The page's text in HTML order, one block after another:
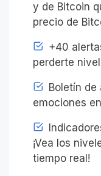
y de Bitcoin
precio de
+40
perderte
Boletín de
emociones
¡Vea los
tiempo real!